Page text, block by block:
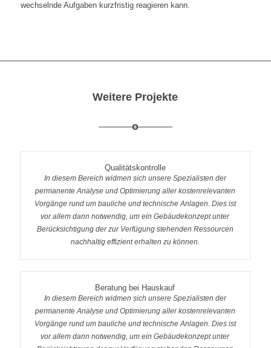
wechselnde Aufgaben kurzfristig reagieren kann.
Weitere Projekte
Qualitätskontrolle
In diesem Bereich widmen sich unsere Spezialisten der
permanente Analyse und Optimierung aller kostenrelevanten
Vorgänge rund um bauliche und technische Anlagen. Dies ist
vor allem dann notwendig, um ein Gebäudekonzept unter
Berücksichtigung der zur Verfügung stehenden Ressourcen
nachhaltig effizient erhalten zu können.
Beratung bei Hauskauf
In diesem Bereich widmen sich unsere Spezialisten der
permanente Analyse und Optimierung aller kostenrelevanten
Vorgänge rund um bauliche und technische Anlagen. Dies ist
vor allem dann notwendig, um ein Gebäudekonzept unter